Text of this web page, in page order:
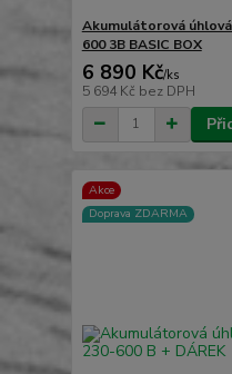
Akumulátorová úhlová
600 3B BASIC BOX
6 890 Kč/ks
5 694 Kč bez DPH
Akce
Doprava ZDARMA